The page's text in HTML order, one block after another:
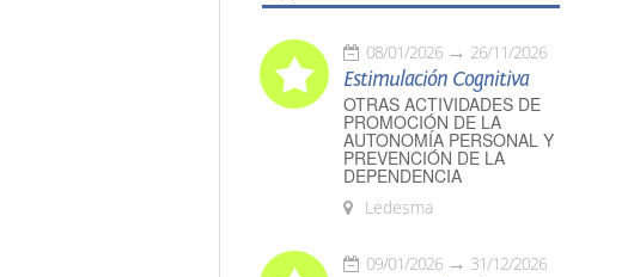
08/01/2026 26/11/2026
Estimulación Cognitiva
OTRAS ACTIVIDADES DE
PROMOCIÓN DE LA
AUTONOMÍA PERSONAL Y
PREVENCIÓN DE LA
DEPENDENCIA
Ledesma
09/01/2026 31/12/2026